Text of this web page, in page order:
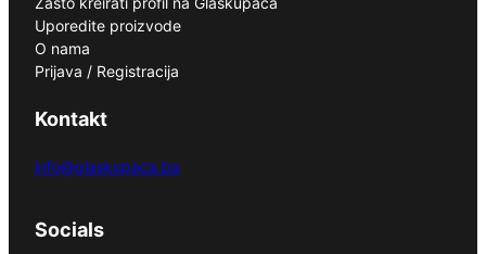
Uporedite proizvode
O nama
Prijava / Registracija
Kontakt
info@glaskupaca.ba
Socials